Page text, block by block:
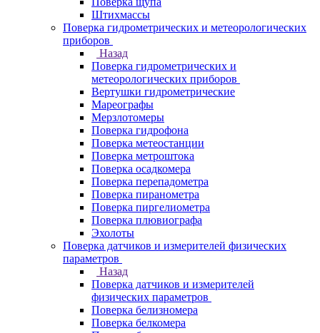
Штихмассы
Поверка гидрометрических и метеорологических
приборов
Назад
Поверка гидрометрических и
метеорологических приборов
Вертушки гидрометрические
Мареографы
Мерзлотомеры
Поверка гидрофона
Поверка метеостанции
Поверка метроштока
Поверка осадкомера
Поверка перепадометра
Поверка пиранометра
Поверка пиргелиометра
Поверка плювиографа
Эхолоты
Поверка датчиков и измерителей физических
параметров
Назад
Поверка датчиков и измерителей
физических параметров
Поверка белизномера
Поверка белкомера